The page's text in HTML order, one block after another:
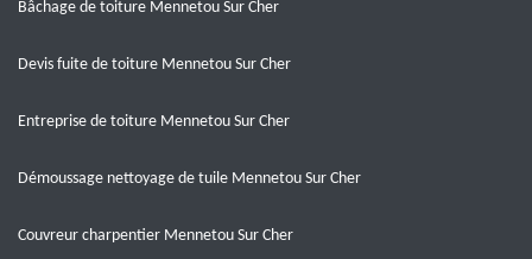
Bâchage de toiture Mennetou Sur Cher
Devis fuite de toiture Mennetou Sur Cher
Entreprise de toiture Mennetou Sur Cher
Démoussage nettoyage de tuile Mennetou Sur Cher
Couvreur charpentier Mennetou Sur Cher